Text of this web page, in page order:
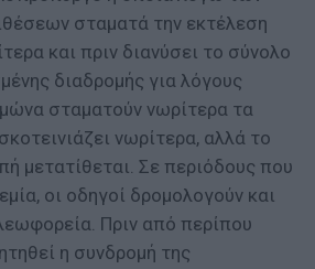
σταματά την εκτέλεση
και πριν διανύσει το σύνολο
διαδρομής για λόγους
σταματούν νωρίτερα τα
νωρίτερα, αλλά το
μετατίθεται. Σε περιόδους που
οι οδηγοί δρομολογούν και
Πριν από περίπου
η συνδρομή της